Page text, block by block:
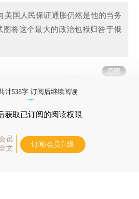
美国人民保证通胀仍然是他的当务
图将这个最大的政治包袱归咎于俄
原图
计538字 订阅后继续阅读
获取已订阅的阅读权限
员
文
订阅/会员升级